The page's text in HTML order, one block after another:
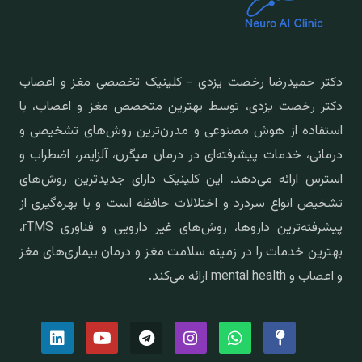
دکتر حمیدرضا رخصت یزدی - کلینیک تخصصی مغز و اعصاب
دکتر رخصت یزدی، توسط بهترین متخصص مغز و اعصاب، با
استفاده از هوش مصنوعی و مدرن‌ترین روش‌های تشخیصی و
درمانی، خدمات پیشرفته‌ای در درمان میگرن، آلزایمر، اضطراب و
استرس ارائه می‌دهد. این کلینیک دارای جدیدترین روش‌های
تشخیص انواع سردرد و اختلالات حافظه است و با بهره‌گیری از
پیشرفته‌ترین داروها، روش‌های غیر دارویی و فناوری rTMS،
بهترین خدمات را در زمینه سلامت مغز و درمان بیماری‌های مغز
و اعصاب و mental health ارائه می‌کند.